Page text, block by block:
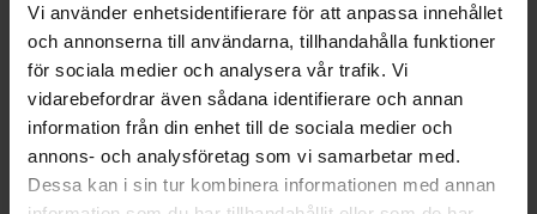
Vi använder enhetsidentifierare för att anpassa innehållet
och annonserna till användarna, tillhandahålla funktioner
för sociala medier och analysera vår trafik. Vi
vidarebefordrar även sådana identifierare och annan
information från din enhet till de sociala medier och
annons- och analysföretag som vi samarbetar med.
Dessa kan i sin tur kombinera informationen med annan
PWS Nordic
PWS utvecklar
effektiva,
genomtänkta
produkter och
Media
Dokumentbibliotek
Bildbank
Filmer
Forum
Information
Kontakt
Om PWS
Policy/Riktlinjer
Personuppgifter
Cookiepolicy